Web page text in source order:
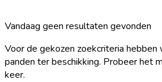
Vandaag geen resultaten gevonden
Voor de gekozen zoekcriteria
panden ter beschikking. Probeer het
keer.